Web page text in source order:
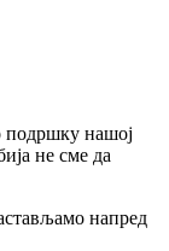
подршку нашој
не сме да
напред